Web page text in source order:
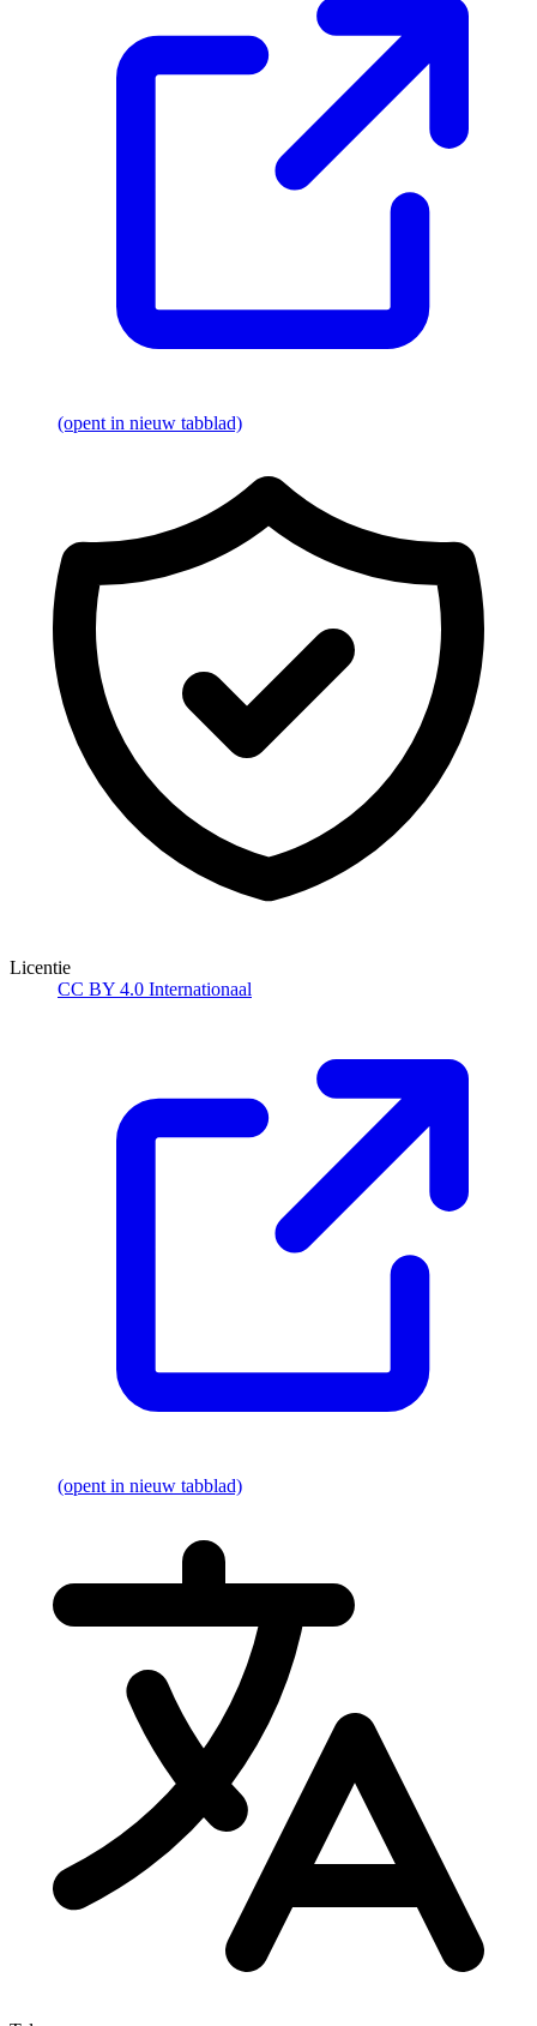
(opent in nieuw tabblad)
Licentie
CC BY 4.0 Internationaal
(opent in nieuw tabblad)